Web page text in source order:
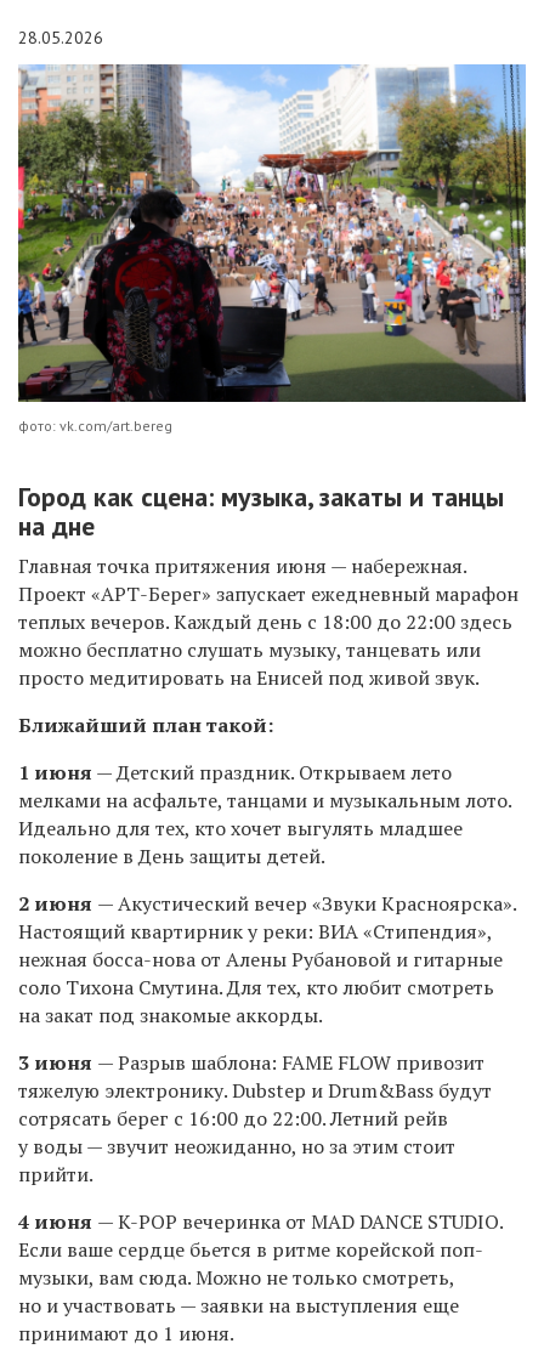
28.05.2026
фото: vk.com/art.bereg
Город как сцена: музыка, закаты и танцы
на дне
Главная точка притяжения июня — набережная.
Проект «АРТ-Берег» запускает ежедневный марафон
теплых вечеров. Каждый день с 18:00 до 22:00 здесь
можно бесплатно слушать музыку, танцевать или
просто медитировать на Енисей под живой звук.
Ближайший план такой:
1 июня — Детский праздник. Открываем лето
мелками на асфальте, танцами и музыкальным лото.
Идеально для тех, кто хочет выгулять младшее
поколение в День защиты детей.
2 июня — Акустический вечер «Звуки Красноярска».
Настоящий квартирник у реки: ВИА «Стипендия»,
нежная босса-нова от Алены Рубановой и гитарные
соло Тихона Смутина. Для тех, кто любит смотреть
на закат под знакомые аккорды.
3 июня — Разрыв шаблона: FAME FLOW привозит
тяжелую электронику. Dubstep и Drum&Bass будут
сотрясать берег с 16:00 до 22:00. Летний рейв
у воды — звучит неожиданно, но за этим стоит
прийти.
4 июня — K-POP вечеринка от MAD DANCE STUDIO.
Если ваше сердце бьется в ритме корейской поп-
музыки, вам сюда. Можно не только смотреть,
но и участвовать — заявки на выступления еще
принимают до 1 июня.